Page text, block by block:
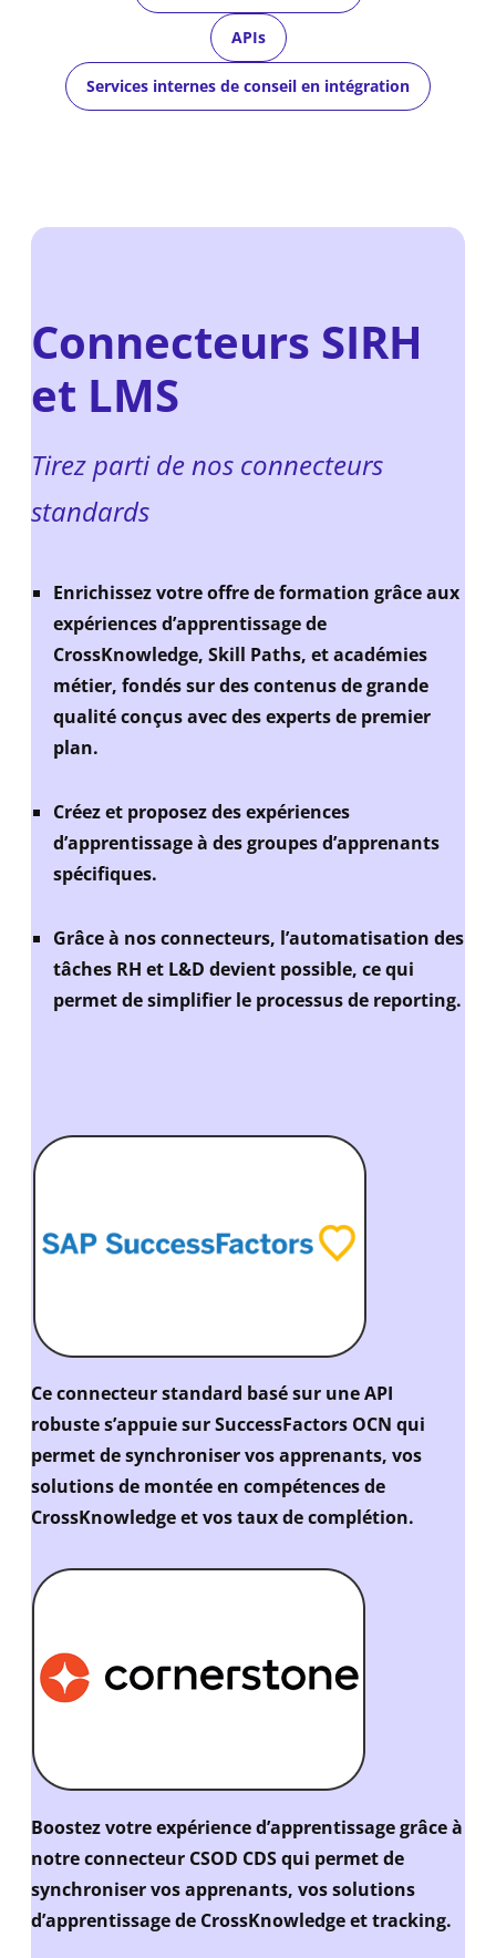
APIs
Services internes de conseil en intégration
Connecteurs SIRH
et LMS
Tirez parti de nos connecteurs
standards
Enrichissez votre offre de formation grâce aux
expériences d’apprentissage de
CrossKnowledge, Skill Paths, et académies
métier, fondés sur des contenus de grande
qualité conçus avec des experts de premier
plan.
Créez et proposez des expériences
d’apprentissage à des groupes d’apprenants
spécifiques.
Grâce à nos connecteurs, l’automatisation des
tâches RH et L&D devient possible, ce qui
permet de simplifier le processus de reporting.
Ce connecteur standard basé sur une API
robuste s’appuie sur SuccessFactors OCN qui
permet de synchroniser vos apprenants, vos
solutions de montée en compétences de
CrossKnowledge et vos taux de complétion.
Boostez votre expérience d’apprentissage grâce à
notre connecteur CSOD CDS qui permet de
synchroniser vos apprenants, vos solutions
d’apprentissage de CrossKnowledge et tracking.